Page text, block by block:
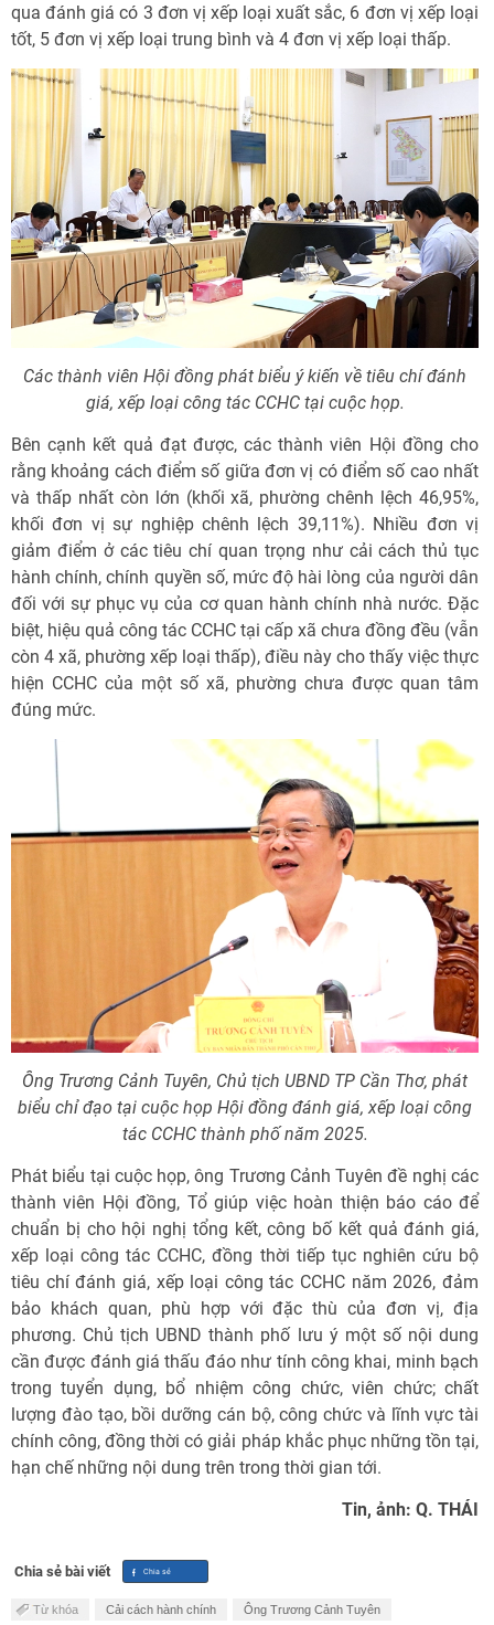
qua đánh giá có 3 đơn vị xếp loại xuất sắc, 6 đơn vị xếp loại
tốt, 5 đơn vị xếp loại trung bình và 4 đơn vị xếp loại thấp.
Các thành viên Hội đồng phát biểu ý kiến về tiêu chí đánh
giá, xếp loại công tác CCHC tại cuộc họp.
Bên cạnh kết quả đạt được, các thành viên Hội đồng cho
rằng khoảng cách điểm số giữa đơn vị có điểm số cao nhất
và thấp nhất còn lớn (khối xã, phường chênh lệch 46,95%,
khối đơn vị sự nghiệp chênh lệch 39,11%). Nhiều đơn vị
giảm điểm ở các tiêu chí quan trọng như cải cách thủ tục
hành chính, chính quyền số, mức độ hài lòng của người dân
đối với sự phục vụ của cơ quan hành chính nhà nước. Đặc
biệt, hiệu quả công tác CCHC tại cấp xã chưa đồng đều (vẫn
còn 4 xã, phường xếp loại thấp), điều này cho thấy việc thực
hiện CCHC của một số xã, phường chưa được quan tâm
đúng mức.
Ông Trương Cảnh Tuyên, Chủ tịch UBND TP Cần Thơ, phát
biểu chỉ đạo tại cuộc họp Hội đồng đánh giá, xếp loại công
tác CCHC thành phố năm 2025.
Phát biểu tại cuộc họp, ông Trương Cảnh Tuyên đề nghị các
thành viên Hội đồng, Tổ giúp việc hoàn thiện báo cáo để
chuẩn bị cho hội nghị tổng kết, công bố kết quả đánh giá,
xếp loại công tác CCHC, đồng thời tiếp tục nghiên cứu bộ
tiêu chí đánh giá, xếp loại công tác CCHC năm 2026, đảm
bảo khách quan, phù hợp với đặc thù của đơn vị, địa
phương. Chủ tịch UBND thành phố lưu ý một số nội dung
cần được đánh giá thấu đáo như tính công khai, minh bạch
trong tuyển dụng, bổ nhiệm công chức, viên chức; chất
lượng đào tạo, bồi dưỡng cán bộ, công chức và lĩnh vực tài
chính công, đồng thời có giải pháp khắc phục những tồn tại,
hạn chế những nội dung trên trong thời gian tới.
Tin, ảnh: Q. THÁI
Chia sẻ bài viết
Từ khóa Cải cách hành chính Ông Trương Cảnh Tuyên